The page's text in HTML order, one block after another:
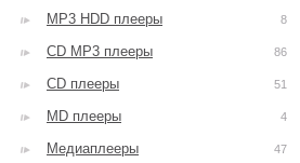
MP3 HDD плееры 8
CD MP3 плееры 86
CD плееры 51
MD плееры 4
Медиаплееры 47